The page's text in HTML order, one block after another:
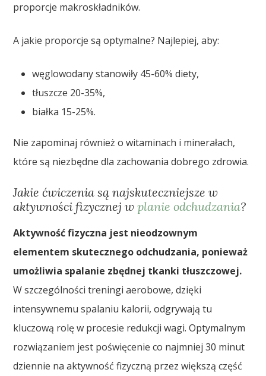
proporcje makroskładników.
A jakie proporcje są optymalne? Najlepiej, aby:
węglowodany stanowiły 45-60% diety,
tłuszcze 20-35%,
białka 15-25%.
Nie zapominaj również o witaminach i minerałach,
które są niezbędne dla zachowania dobrego zdrowia.
Jakie ćwiczenia są najskuteczniejsze w
aktywności fizycznej wplanie odchudzania?
Aktywność fizyczna jest nieodzownym
elementem skutecznego odchudzania, ponieważ
umożliwia spalanie zbędnej tkanki tłuszczowej.
W szczególności treningi aerobowe, dzięki
intensywnemu spalaniu kalorii, odgrywają tu
kluczową rolę w procesie redukcji wagi. Optymalnym
rozwiązaniem jest poświęcenie co najmniej 30 minut
dziennie na aktywność fizyczną przez większą część